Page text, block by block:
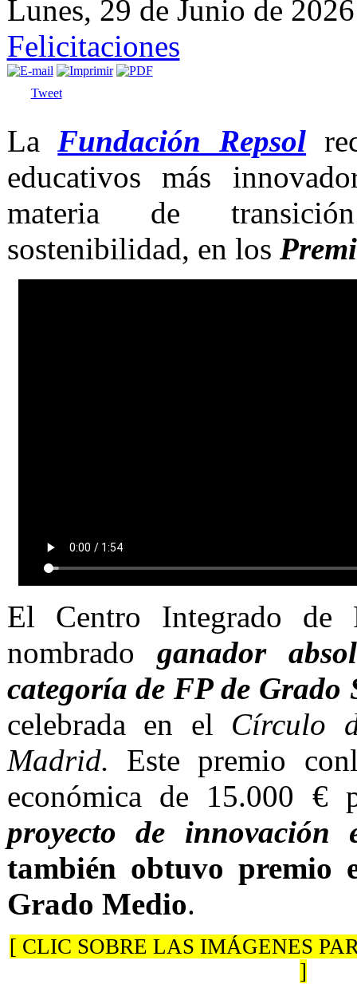
Lunes, 29 de Junio de
Felicitaciones
Tweet
LaFundación Repsol
educativos más
materia de
sostenibilidad, en los
El Centro Integrado
nombrado ganador
categoría de FP de Grado
celebrada en el Círculo
Madrid. Este premio
económica de 15.000 €
proyecto de innovación
también obtuvo premio
Grado Medio.
[ CLIC SOBRE LAS IMÁGENES
]